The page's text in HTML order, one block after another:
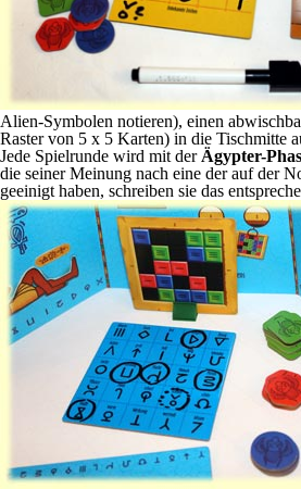
Alien-Symbolen notieren), einen
Raster von 5 x 5 Karten) in die Tischmitte
Jede Spielrunde wird mit der Ägypter-
die seiner Meinung nach eine der auf der
geeinigt haben, schreiben sie das